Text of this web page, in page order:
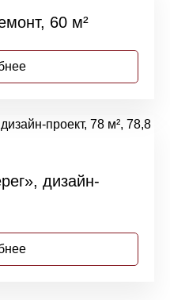
60 м²
дизайн-